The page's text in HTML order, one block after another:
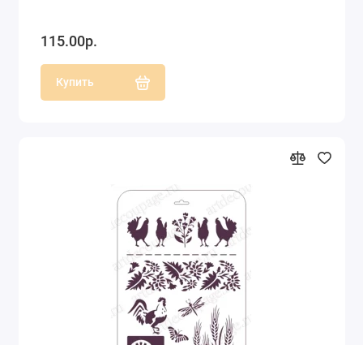
115.00р.
Купить